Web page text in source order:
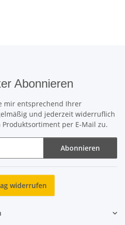
Abonnieren
mir entsprechend Ihrer
und jederzeit widerruflich
per E-Mail zu.
Abonnieren
widerrufen